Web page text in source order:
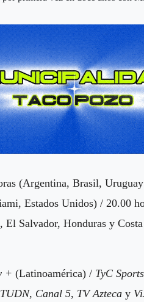
(Argentina, Brasil,
Estados Unidos) / 20.00
El Salvador, Honduras y
+ (Latinoamérica) / TyC Sports
TUDN, Canal 5, TV Azteca y